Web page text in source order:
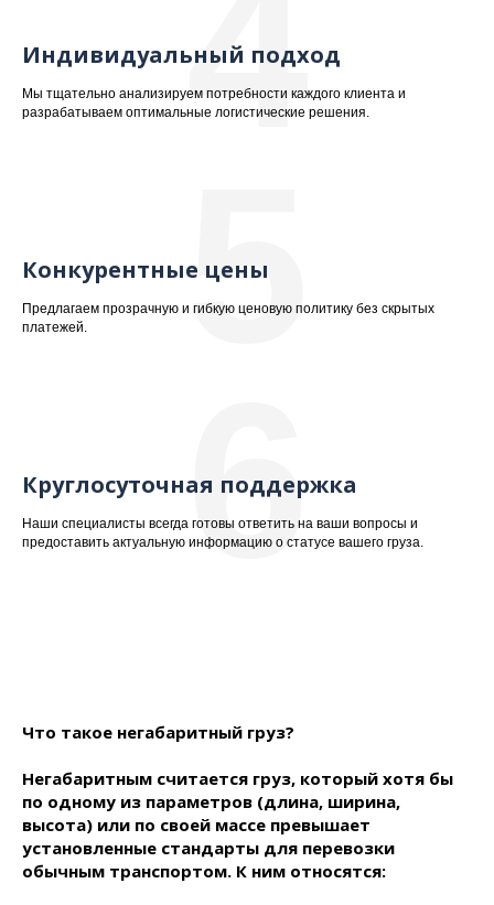
Индивидуальный подход
Мы тщательно анализируем потребности каждого клиента и
разрабатываем оптимальные логистические решения.
4
Конкурентные цены
Предлагаем прозрачную и гибкую ценовую политику без скрытых
платежей.
5
Круглосуточная поддержка
Наши специалисты всегда готовы ответить на ваши вопросы и
предоставить актуальную информацию о статусе вашего груза.
6
Что такое негабаритный груз?
Негабаритным считается груз, который хотя бы
по одному из параметров (длина, ширина,
высота) или по своей массе превышает
установленные стандарты для перевозки
обычным транспортом. К ним относятся: